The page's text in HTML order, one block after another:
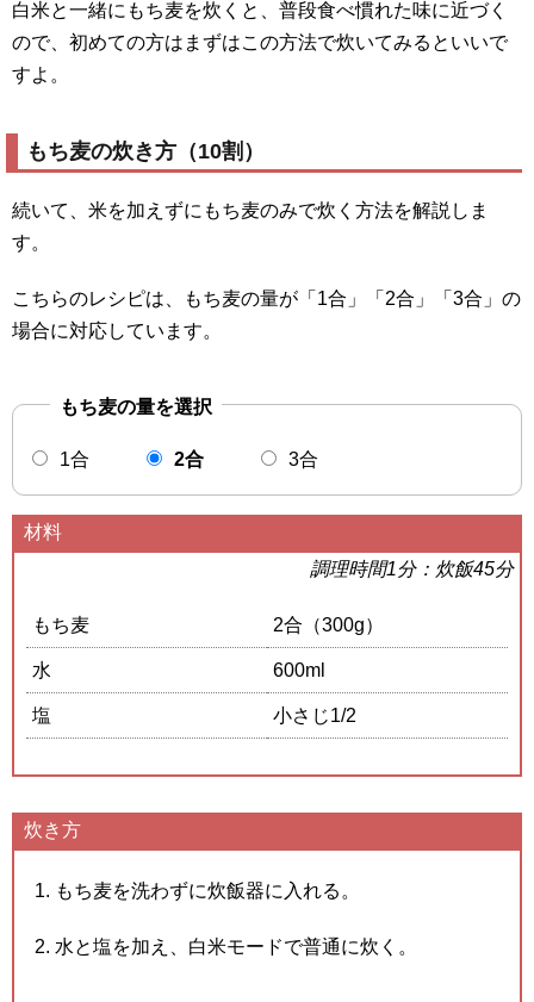
白米と一緒にもち麦を炊くと、普段食べ慣れた味に近づく
ので、初めての方はまずはこの方法で炊いてみるといいで
すよ。
もち麦の炊き方（10割）
続いて、米を加えずにもち麦のみで炊く方法を解説しま
す。
こちらのレシピは、もち麦の量が「1合」「2合」「3合」の
場合に対応しています。
もち麦の量を選択
1合 2合 3合
材料
調理時間1分：炊飯45分
もち麦 2合（300g）
水 600ml
塩 小さじ1/2
炊き方
もち麦を洗わずに炊飯器に入れる。
水と塩を加え、白米モードで普通に炊く。